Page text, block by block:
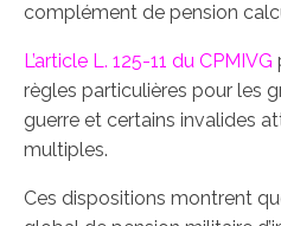
complément de pension
L’article L. 125-11 du CPMIVG
règles particulières pour les
guerre et certains invalides
multiples.
Ces dispositions montrent